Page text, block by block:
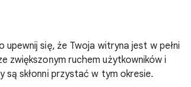
się, że Twoja witryna jest w pełni
zwiększonym ruchem użytkowników i
skłonni przystać w tym okresie.